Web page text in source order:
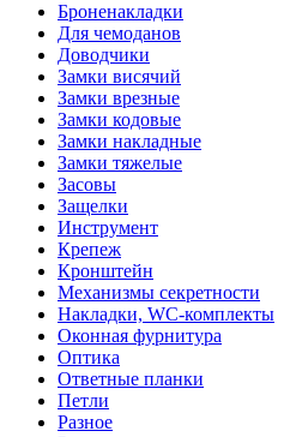
Броненакладки
Для чемоданов
Доводчики
Замки висячий
Замки врезные
Замки кодовые
Замки накладные
Замки тяжелые
Засовы
Защелки
Инструмент
Крепеж
Кронштейн
Механизмы секретности
Накладки, WC-комплекты
Оконная фурнитура
Оптика
Ответные планки
Петли
Разное